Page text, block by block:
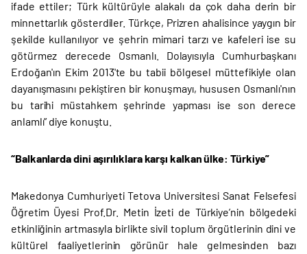
ifade ettiler; Türk kültürüyle alakalı da çok daha derin bir
minnettarlık gösterdiler. Türkçe, Prizren ahalisince yaygın bir
şekilde kullanılıyor ve şehrin mimari tarzı ve kafeleri ise su
götürmez derecede Osmanlı. Dolayısıyla Cumhurbaşkanı
Erdoğan'ın Ekim 2013'te bu tabii bölgesel müttefikiyle olan
dayanışmasını pekiştiren bir konuşmayı, hususen Osmanlı'nın
bu tarihi müstahkem şehrinde yapması ise son derece
anlamlı” diye konuştu.
“Balkanlarda dini aşırılıklara karşı kalkan ülke: Türkiye”
Makedonya Cumhuriyeti Tetova Universitesi Sanat Felsefesi
Öğretim Üyesi Prof.Dr. Metin İzeti de Türkiye’nin bölgedeki
etkinliğinin artmasıyla birlikte sivil toplum örgütlerinin dini ve
kültürel faaliyetlerinin görünür hale gelmesinden bazı